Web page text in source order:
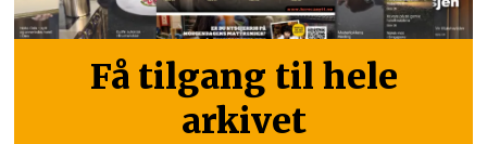
Få tilgang til hele
arkivet